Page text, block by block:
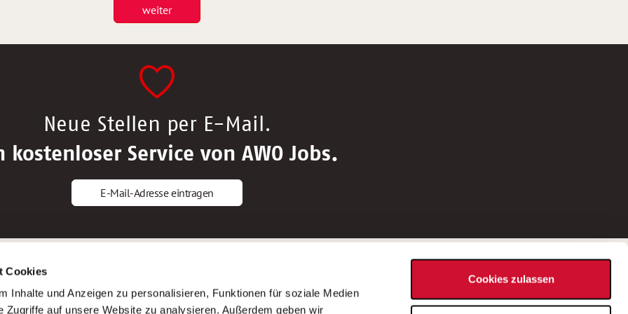
Cookies
Inhalte und Anzeigen zu personalisieren, Funktionen für soziale Medien
Zugriffe auf unsere Website zu analysieren. Außerdem geben wir
Cookies zulassen
weiter
Neue Stellen per E-Mail.
kostenloser Service von AWO Jobs.
E-Mail-Adresse eintragen
Altenpfleger*in
Krankenpfleger*in
AWO Gliederungen nach Bundesland
Stellenangebote nach Bundesländern